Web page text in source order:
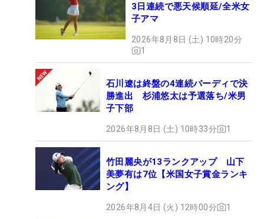
3日連続で悪天候順延/全米女
子アマ
2026年8月8日 (土) 10時20分
1
石川遼は終盤の4連続バーディで決
勝進出 杉浦悠太は予選落ち/米男
子下部
2026年8月8日 (土) 10時33分 1
竹田麗央が13ランクアップ 山下
美夢有は7位【米国女子賞金ランキ
ング】
2026年8月4日 (火) 12時00分 1